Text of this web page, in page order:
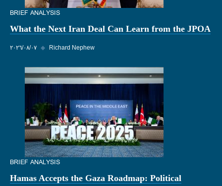
BRIEF ANALYSIS
What the Next Iran Deal Can Learn from the JPOA
٠٧‏/٠٨‏/٢٠٢٦ Richard Nephew
BRIEF ANALYSIS
Hamas Accepts the Gaza Roadmap: Political